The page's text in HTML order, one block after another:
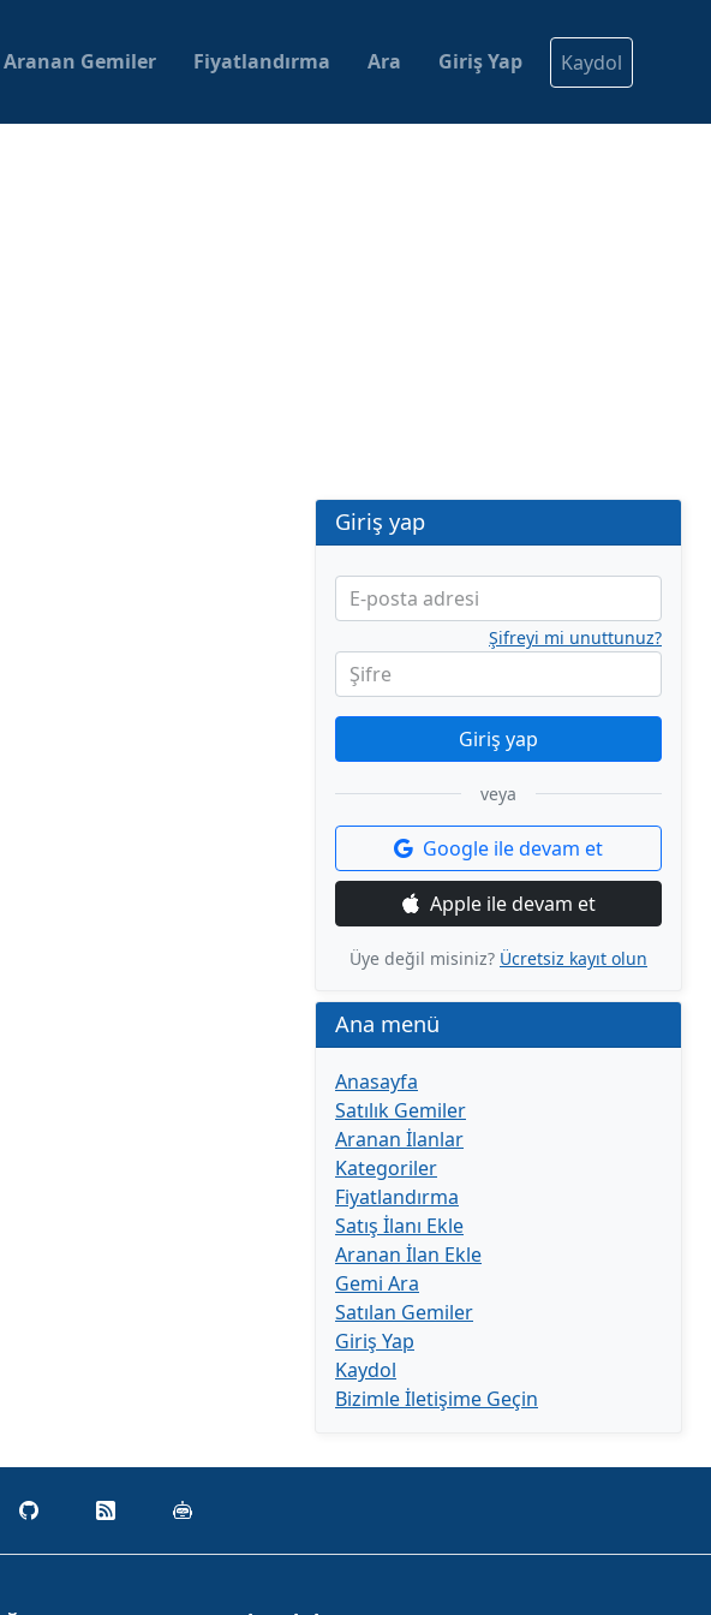
Aranan Gemiler Fiyatlandırma Ara Giriş Yap Kaydol
Giriş yap
E-posta adresi
Şifre
Şifreyi mi unuttunuz?
Giriş yap
veya
Google ile devam et
Apple ile devam et
Üye değil misiniz? Ücretsiz kayıt olun
Ana menü
Anasayfa
Satılık Gemiler
Aranan İlanlar
Kategoriler
Fiyatlandırma
Satış İlanı Ekle
Aranan İlan Ekle
Gemi Ara
Satılan Gemiler
Giriş Yap
Kaydol
Bizimle İletişime Geçin